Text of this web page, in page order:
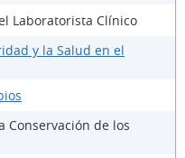
Laboratorista Clínico
y la Salud en el
Conservación de los